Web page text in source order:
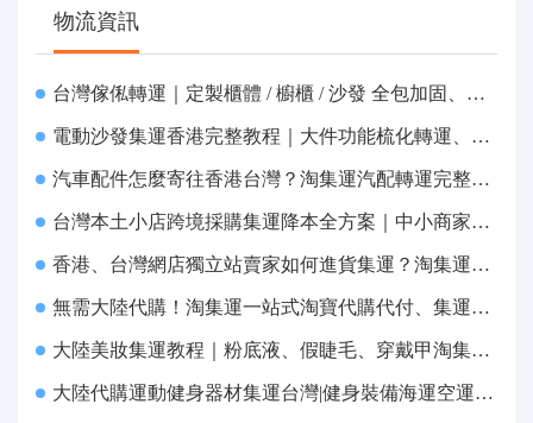
物流資訊
台灣傢俬轉運｜定製櫃體 / 櫥櫃 / 沙發 全包加固、清關包税、送貨到府
電動沙發集運香港完整教程｜大件功能梳化轉運、打包清關上門派送
汽車配件怎麼寄往香港台灣？淘集運汽配轉運完整教程
台灣本土小店跨境採購集運降本全方案｜中小商家跨境物流優化攻略
香港、台灣網店獨立站賣家如何進貨集運？淘集運一站式採購轉運方案
無需大陸代購！淘集運一站式淘寶代購代付、集運轉運直達台灣
大陸美妝集運教程｜粉底液、假睫毛、穿戴甲淘集運香港台灣轉運&台灣代購完整指南
大陸代購運動健身器材集運台灣|健身裝備海運空運直送、送貨到府